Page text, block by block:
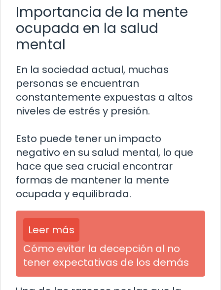
Importancia de la mente
ocupada en la salud
mental
En la sociedad actual, muchas
personas se encuentran
constantemente expuestas a altos
niveles de estrés y presión.
Esto puede tener un impacto
negativo en su salud mental, lo que
hace que sea crucial encontrar
formas de mantener la mente
ocupada y equilibrada.
Leer más
Cómo evitar la decepción al no
tener expectativas de los demás